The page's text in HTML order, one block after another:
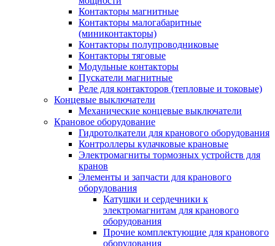
Контакторы магнитные
Контакторы малогабаритные
(миниконтакторы)
Контакторы полупроводниковые
Контакторы тяговые
Модульные контакторы
Пускатели магнитные
Реле для контакторов (тепловые и токовые)
Концевые выключатели
Механические концевые выключатели
Крановое оборудование
Гидротолкатели для кранового оборудования
Контроллеры кулачковые крановые
Электромагниты тормозных устройств для
кранов
Элементы и запчасти для кранового
оборудования
Катушки и сердечники к
электромагнитам для кранового
оборудования
Прочие комплектующие для кранового
оборудования